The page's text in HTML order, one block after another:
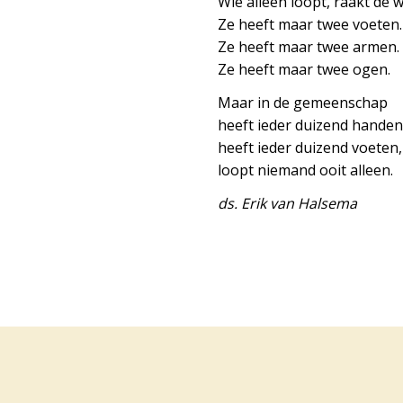
Ze heeft maar twee voeten.
Ze heeft maar twee armen.
Ze heeft maar twee ogen.
Maar in de gemeenschap
heeft ieder duizend
heeft ieder duizend voeten,
loopt niemand ooit alleen.
ds. Erik van Halsema